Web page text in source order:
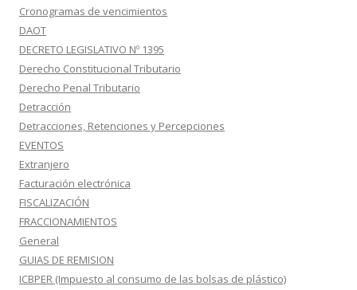
Cronogramas de vencimientos
DAOT
DECRETO LEGISLATIVO Nº 1395
Derecho Constitucional Tributario
Derecho Penal Tributario
Detracción
Detracciones, Retenciones y Percepciones
EVENTOS
Extranjero
Facturación electrónica
FISCALIZACIÓN
FRACCIONAMIENTOS
General
GUIAS DE REMISION
ICBPER (Impuesto al consumo de las bolsas de plástico)